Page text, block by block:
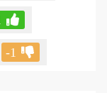
-1